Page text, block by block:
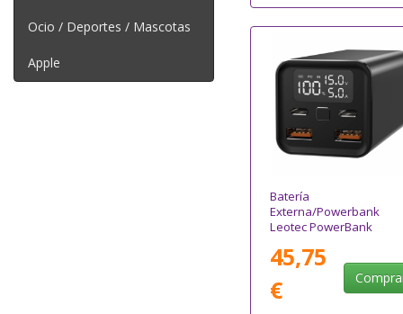
Ocio / Deportes / Mascotas
Apple
Batería
Externa/Powerbank
Leotec PowerBank
Compatible con
45,75
€